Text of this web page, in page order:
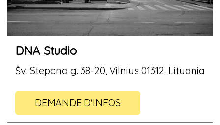
DNA Studio
Šv. Stepono g. 38-20, Vilnius 01312, Lituania
DEMANDE D'INFOS